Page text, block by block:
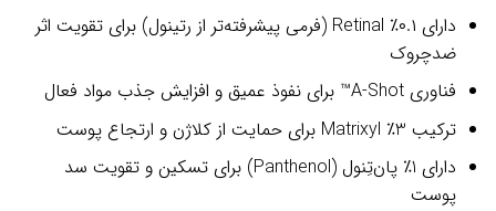
دارای ۰.۱٪ Retinal (فرمی پیشرفته‌تر از رتینول) برای تقویت اثر
ضدچروک
فناوری A-Shot™ برای نفوذ عمیق و افزایش جذب مواد فعال
ترکیب 3٪ Matrixyl برای حمایت از کلاژن و ارتجاع پوست
دارای 1٪ پان‌تِنول (Panthenol) برای تسکین و تقویت سد
پوست